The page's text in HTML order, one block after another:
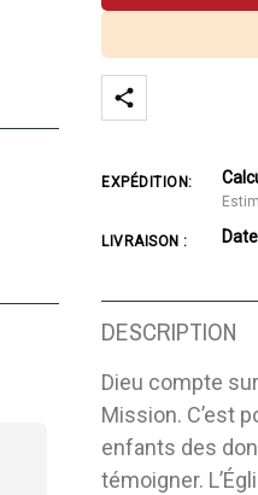
EXPÉDITION:
LIVRAISON :
DESCRIPTION
Dieu compte
Mission. C’est
enfants des
témoigner.